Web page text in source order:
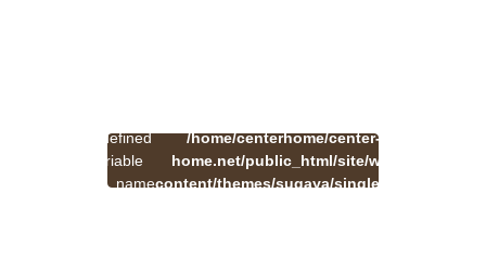
Undefined
variable
$cat_name
/home/centerhome/center-
home.net/public_html/site/wp-
content/themes/sugaya/single.php